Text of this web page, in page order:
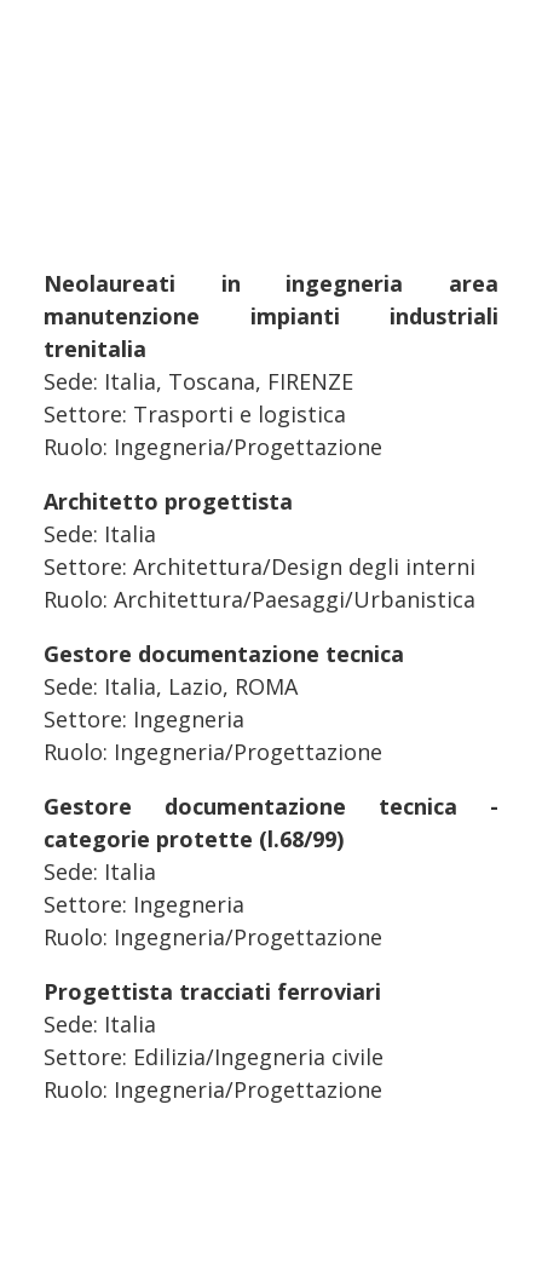
Neolaureati in ingegneria area
manutenzione impianti industriali
trenitalia
Sede: Italia, Toscana, FIRENZE
Settore: Trasporti e logistica
Ruolo: Ingegneria/Progettazione
Architetto progettista
Sede: Italia
Settore: Architettura/Design degli interni
Ruolo: Architettura/Paesaggi/Urbanistica
Gestore documentazione tecnica
Sede: Italia, Lazio, ROMA
Settore: Ingegneria
Ruolo: Ingegneria/Progettazione
Gestore documentazione tecnica -
categorie protette (l.68/99)
Sede: Italia
Settore: Ingegneria
Ruolo: Ingegneria/Progettazione
Progettista tracciati ferroviari
Sede: Italia
Settore: Edilizia/Ingegneria civile
Ruolo: Ingegneria/Progettazione